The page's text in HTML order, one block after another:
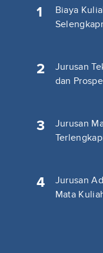
1
Biaya
2
Jurusan
dan
3
Jurusan
4
Jurusan
Mata